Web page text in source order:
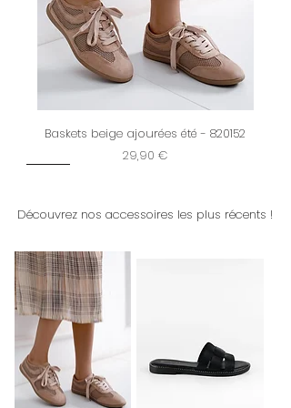
Baskets beige ajourées été - 820152
Prix
29,90 €
Découvrez nos accessoires les plus récents !